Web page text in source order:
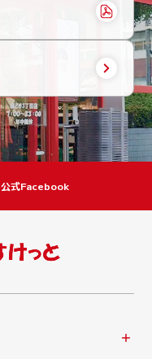
公式Facebook